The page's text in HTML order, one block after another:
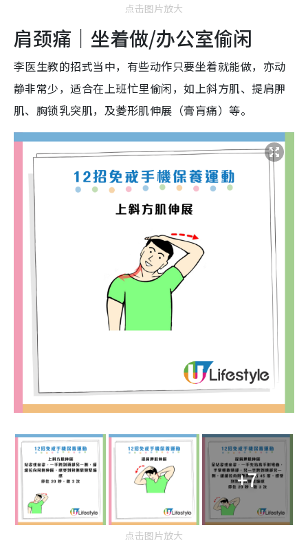
点击图片放大
肩颈痛｜坐着做/办公室偷闲
李医生教的招式当中，有些动作只要坐着就能做，亦动
静非常少，适合在上班忙里偷闲，如上斜方肌、提肩胛
肌、胸锁乳突肌，及菱形肌伸展（膏肓痛）等。
+7
点击图片放大